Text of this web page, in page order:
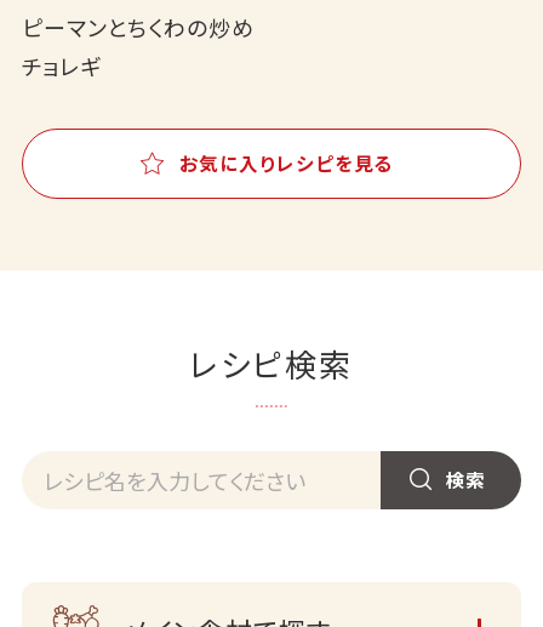
ピーマンとちくわの炒め
チョレギ
お気に入りレシピを見る
レシピ検索